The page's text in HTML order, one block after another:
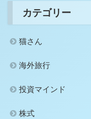
カテゴリー
猫さん
海外旅行
投資マインド
株式